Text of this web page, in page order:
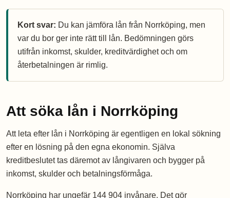
Kort svar: Du kan jämföra lån från Norrköping, men
var du bor ger inte rätt till lån. Bedömningen görs
utifrån inkomst, skulder, kreditvärdighet och om
återbetalningen är rimlig.
Att söka lån i Norrköping
Att leta efter lån i Norrköping är egentligen en lokal sökning
efter en lösning på den egna ekonomin. Själva
kreditbeslutet tas däremot av långivaren och bygger på
inkomst, skulder och betalningsförmåga.
Norrköping har ungefär 144 904 invånare. Det gör